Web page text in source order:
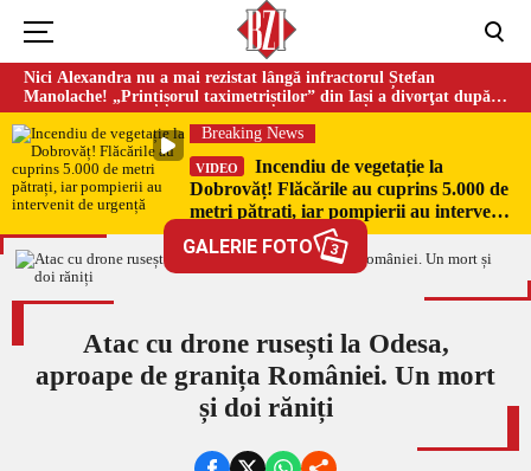
Nici Alexandra nu a mai rezistat lângă infractorul Ștefan
Manolache! „Prințișorul taximetriștilor” din Iași a divorţat după
doi ani de căsnicie
Breaking News
VIDEO
Incendiu de vegetație la
Dobrovăț! Flăcările au cuprins 5.000 de
metri pătrați, iar pompierii au intervenit
GALERIE FOTO 3
Atac cu drone rusești la Odesa,
aproape de granița României. Un mort
și doi răniți